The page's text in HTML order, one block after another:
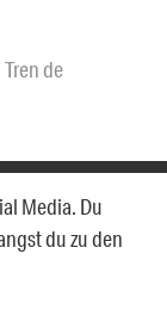
Tren de
Media. Du
du zu den